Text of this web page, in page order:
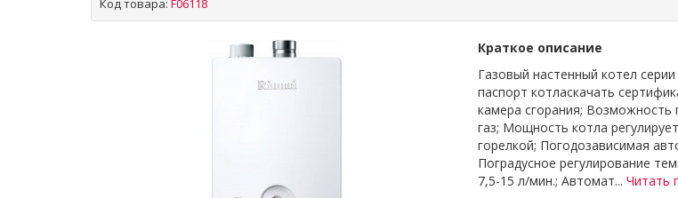
Код товара: F06118
Краткое описание
Газовый настенный котел серии
паспорт котласкачать
камера сгорания;
газ; Мощность котла
горелкой; Погодозависимая
Поградусное регулирование
7,5-15 л/мин.; Автомат... Читать